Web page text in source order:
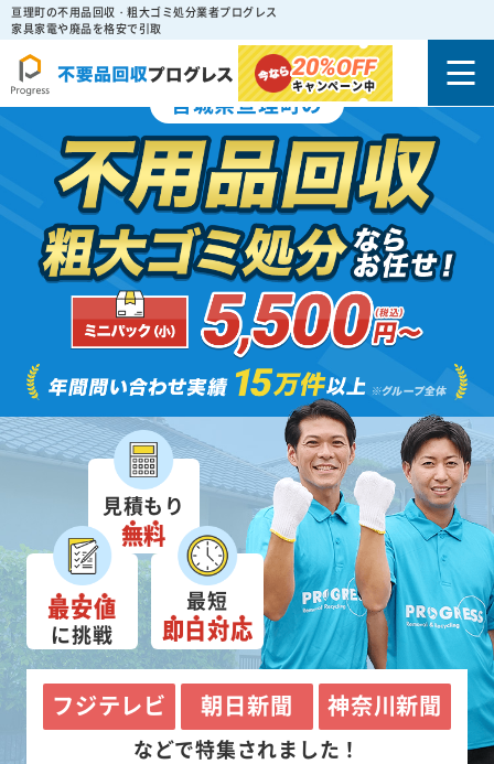
亘理町の不用品回収・粗大ゴミ処分業者プログレス
家具家電や廃品を格安で引取
20%OFF
キャンペーン中
宮城県亘理町の
見積もり
無料
最安値
に挑戦
最短
即日対応
フジテレビ 朝日新聞 神奈川新聞
などで特集されました！